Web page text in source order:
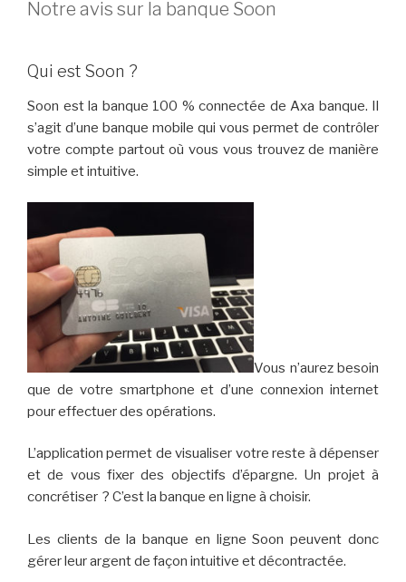
Notre avis sur la banque Soon
Qui est Soon ?
Soon est la banque 100 % connectée de Axa banque. Il
s’agit d’une banque mobile qui vous permet de contrôler
votre compte partout où vous vous trouvez de manière
simple et intuitive.
Vous n’aurez besoin
que de votre smartphone et d’une connexion internet
pour effectuer des opérations.
L’application permet de visualiser votre reste à dépenser
et de vous fixer des objectifs d’épargne. Un projet à
concrétiser ? C’est la banque en ligne à choisir.
Les clients de la banque en ligne Soon peuvent donc
gérer leur argent de façon intuitive et décontractée.